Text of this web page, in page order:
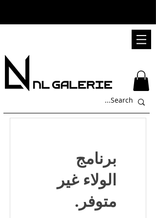
برنامج
الولاء غير
متوفر.